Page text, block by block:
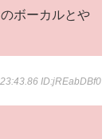
ボーカルとや
ID:jREabDBf0